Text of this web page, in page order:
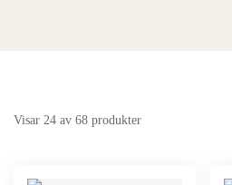
Visar 24 av 68 produkter